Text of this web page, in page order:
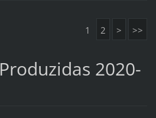
1 2 > >>
2020-